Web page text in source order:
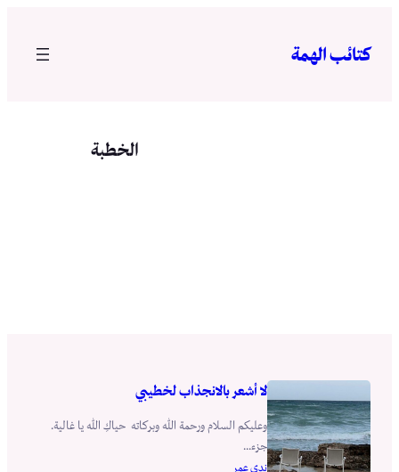
المحتوى
كتائب الهمة
الخطبة
لا أشعر بالانجذاب لخطيبي
وعليكم السلام ورحمة الله وبركاته حياكِ الله يا غالية.
جزء...
ندى عمر